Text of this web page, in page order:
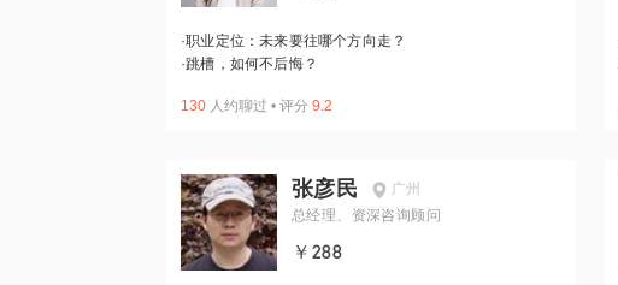
·职业定位：未来要往哪个方向走？
·跳槽，如何不后悔？
130 人约聊过 • 评分 9.2
张彦民
广州
总经理、资深咨询顾问
￥288